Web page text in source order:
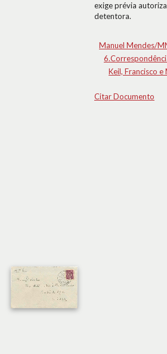
exige prévia
detentora.
Manuel Mendes/
Keil, Francisco e
Citar Documento